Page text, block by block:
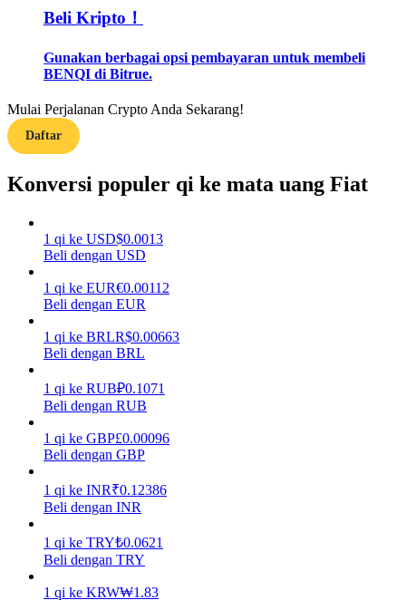
Pelajari cara untuk tetap menghasilkan keuntungan
Menghasilkan
Babi Kekuatan
Dapatkan imbalan kompetitif setiap hari
Beli Kripto！
Gunakan berbagai opsi pembayaran untuk membeli
BENQI di Bitrue.
Mulai Perjalanan Crypto Anda Sekarang!
Daftar
Konversi populer qi ke mata uang Fiat
1 qi ke USD$0.0013
Beli dengan USD
1 qi ke EUR€0.00112
Beli dengan EUR
1 qi ke BRLR$0.00663
Beli dengan BRL
1 qi ke RUB₽0.1071
Beli dengan RUB
1 qi ke GBP£0.00096
Beli dengan GBP
1 qi ke INR₹0.12386
Beli dengan INR
1 qi ke TRY₺0.0621
Beli dengan TRY
1 qi ke KRW₩1.83